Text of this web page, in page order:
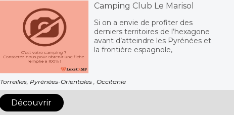
Camping Club Le Marisol
Si on a envie de profiter des
derniers territoires de l’hexagone
avant d’atteindre les Pyrénées et
la frontière espagnole,
Torreilles, Pyrénées-Orientales , Occitanie
Découvrir